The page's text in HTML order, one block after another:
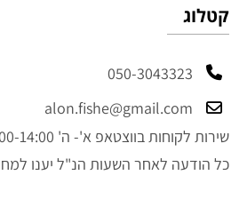
קטלוג
050-3043323
alon.fishe@gmail.com
שירות לקוחות בווצטאפ א'- ה' 9:00-14:00
כל הודעה לאחר השעות הנ"ל יענו